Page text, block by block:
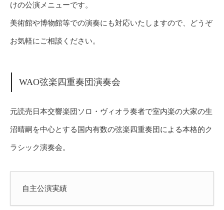
けの公演メニューです。
美術館や博物館等での演奏にも対応いたしますので、どうぞ
お気軽にご相談ください。
WAO弦楽四重奏団演奏会
元読売日本交響楽団ソロ・ヴィオラ奏者で室内楽の大家の生
沼晴嗣を中心とする国内有数の弦楽四重奏団による本格的ク
ラシック演奏会。
自主公演実績